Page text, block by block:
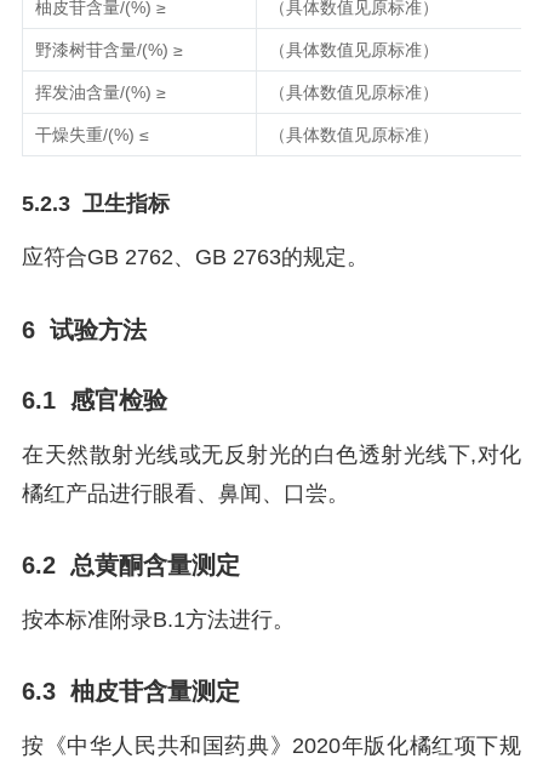
柚皮苷含量/(%) ≥ （具体数值见原标准）
野漆树苷含量/(%) ≥ （具体数值见原标准）
挥发油含量/(%) ≥ （具体数值见原标准）
干燥失重/(%) ≤ （具体数值见原标准）
5.2.3 卫生指标
应符合GB 2762、GB 2763的规定。
6 试验方法
6.1 感官检验
在天然散射光线或无反射光的白色透射光线下,对化
橘红产品进行眼看、鼻闻、口尝。
6.2 总黄酮含量测定
按本标准附录B.1方法进行。
6.3 柚皮苷含量测定
按《中华人民共和国药典》2020年版化橘红项下规